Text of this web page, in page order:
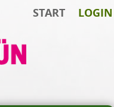
START LOGIN